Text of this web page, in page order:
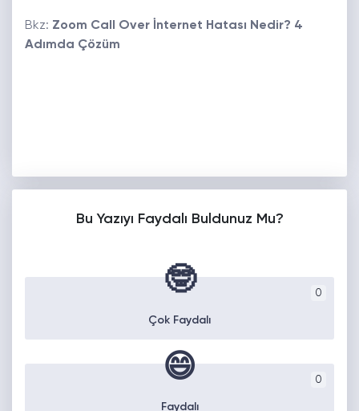
Bkz: Zoom Call Over İnternet Hatası Nedir? 4
Adımda Çözüm
Bu Yazıyı Faydalı Buldunuz Mu?
0
🤓
Çok Faydalı
0
😄
Faydalı